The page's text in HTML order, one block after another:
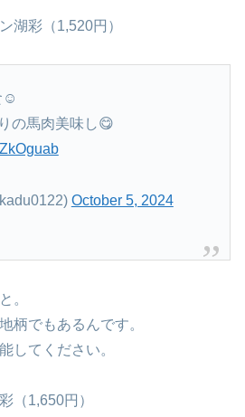
湖彩（1,520円）
☺
の馬肉美味し😋
October 5, 2024
。
柄でもあるんです。
してください。
（1,650円）